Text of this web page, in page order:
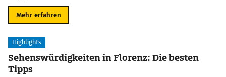
Mehr erfahren
Highlights
Sehenswürdigkeiten in Florenz: Die besten
Tipps